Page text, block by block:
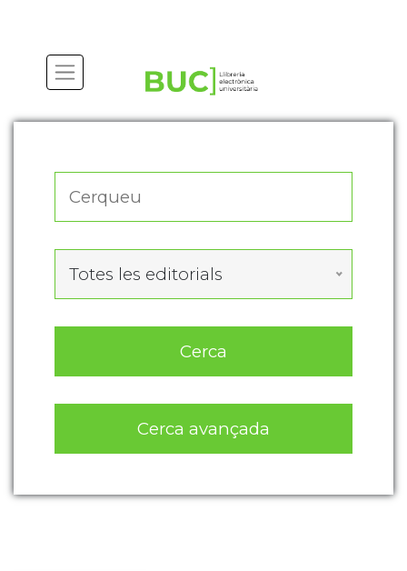
Totes les editorials
Cerca
Cerca avançada